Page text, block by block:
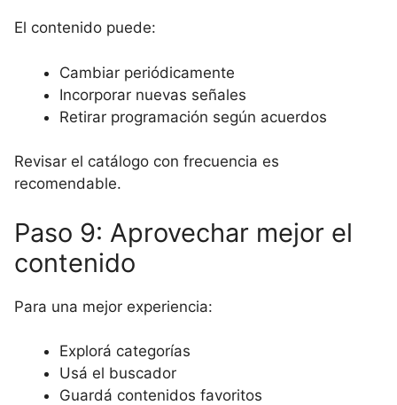
El contenido puede:
Cambiar periódicamente
Incorporar nuevas señales
Retirar programación según acuerdos
Revisar el catálogo con frecuencia es
recomendable.
Paso 9: Aprovechar mejor el
contenido
Para una mejor experiencia:
Explorá categorías
Usá el buscador
Guardá contenidos favoritos